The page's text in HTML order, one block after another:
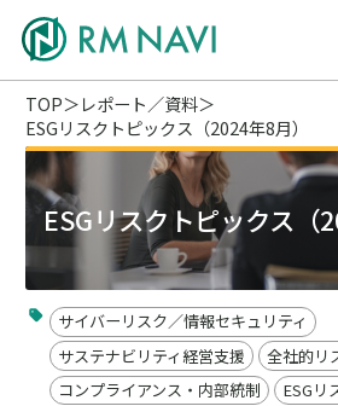
TOP
レポート／資料
ESGリスクトピックス（2024年8月）
ESGリスクトピックス（
サイバーリスク／情報セキュリティ
サステナビリティ経営支援
全社的リ
コンプライアンス・内部統制
ESGリ